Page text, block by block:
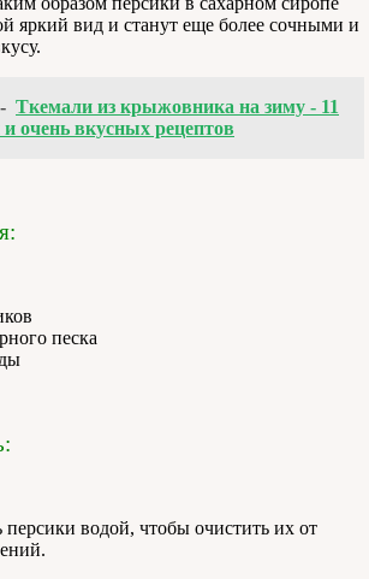
яркий вид и станут еще более сочными и
Ткемали из крыжовника на зиму - 11
очень вкусных рецептов
песка
водой, чтобы очистить их от